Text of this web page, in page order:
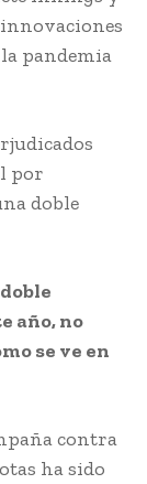
pandemia
por
doble
año, no
se ve en
contra
ha sido